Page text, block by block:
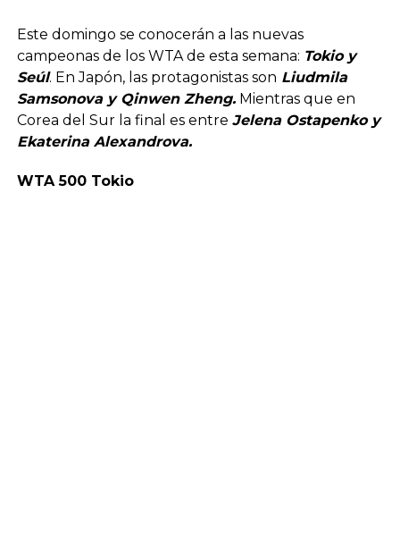
Este domingo se conocerán a las nuevas
campeonas de los WTA de esta semana: Tokio y
Seúl. En Japón, las protagonistas son Liudmila
Samsonova y Qinwen Zheng.Mientras que en
Corea del Sur la final es entre Jelena Ostapenko y
Ekaterina Alexandrova.
WTA 500 Tokio